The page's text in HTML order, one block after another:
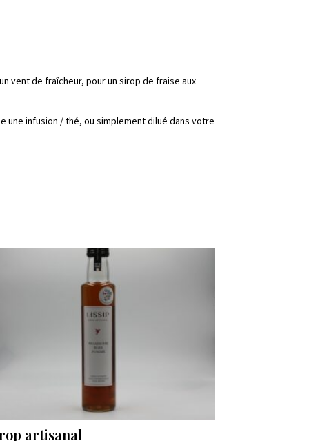
vent de fraîcheur, pour un sirop de fraise aux
une infusion / thé, ou simplement dilué dans votre
artisanal